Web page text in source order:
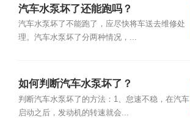
汽车水泵坏了还能跑吗？
汽车水泵坏了不能跑了，应尽快将车送去维修处
理。汽车水泵坏了分两种情况，...
如何判断汽车水泵坏了？
判断汽车水泵坏了的方法：1、怠速不稳，在汽车
启动之后，发动机的转速就会...